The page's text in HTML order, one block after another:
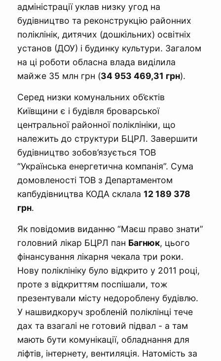
адміністрації уклав низку угод на
будівництво та реконструкцію районних
поліклінік, дитячих (дошкільних) освітніх
установ (ДОУ) і будинку культури. Загалом
на ці роботи обласна влада виділила
майже 35 млн грн (34 953 469,31 грн).
Серед низки комунальних об’єктів
Київщини є і будівля броварської
центральної районної поліклініки, що
належить до структури БЦРЛ. Завершити
будівництво зобов’язується ТОВ
“Українська енергетична компанія”. Сума
домовленості ТОВ з Департаментом
капбудівництва КОДА склала 12 189 378
грн.
Як повідомив виданню “Маєш право знати”
головний лікар БЦРЛ пан Багнюк, цього
фінансування лікарня чекала три роки.
Нову поліклініку було відкрито у 2011 році,
проте з відкриттям поспішали, тож
презентували місту недороблену будівлю.
У нашвидкоруч зробленій поліклінці тече
дах та взагалі не готовий підвал - а там
мають бути комунікації, обладнання для
ліфтів, інтернету, вентиляція. Натомість за